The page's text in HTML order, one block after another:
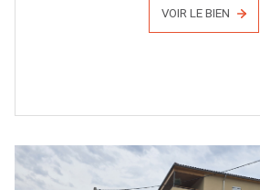
VOIR LE BIEN